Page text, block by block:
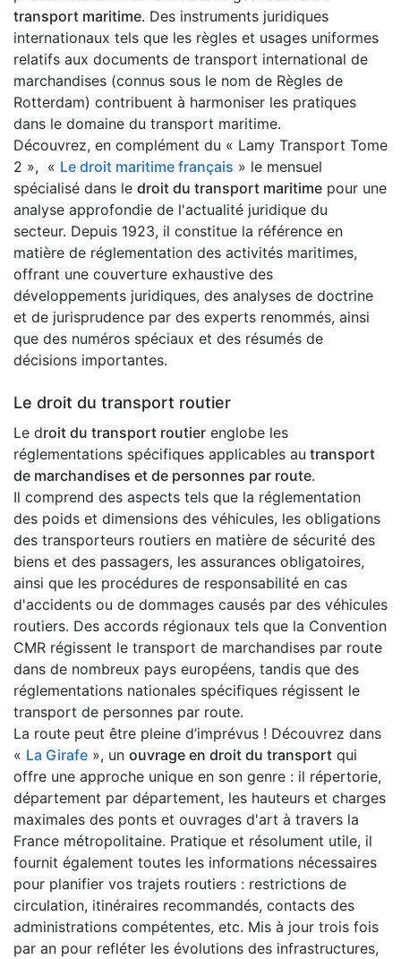
transport maritime. Des instruments juridiques
internationaux tels que les règles et usages uniformes
relatifs aux documents de transport international de
marchandises (connus sous le nom de Règles de
Rotterdam) contribuent à harmoniser les pratiques
dans le domaine du transport maritime.
Découvrez, en complément du « Lamy Transport Tome
2 », « Le droit maritime français » le mensuel
spécialisé dans le droit du transport maritime pour une
analyse approfondie de l'actualité juridique du
secteur. Depuis 1923, il constitue la référence en
matière de réglementation des activités maritimes,
offrant une couverture exhaustive des
développements juridiques, des analyses de doctrine
et de jurisprudence par des experts renommés, ainsi
que des numéros spéciaux et des résumés de
décisions importantes.
Le droit du transport routier
Le droit du transport routier englobe les
réglementations spécifiques applicables au transport
de marchandises et de personnes par route.
Il comprend des aspects tels que la réglementation
des poids et dimensions des véhicules, les obligations
des transporteurs routiers en matière de sécurité des
biens et des passagers, les assurances obligatoires,
ainsi que les procédures de responsabilité en cas
d'accidents ou de dommages causés par des véhicules
routiers. Des accords régionaux tels que la Convention
CMR régissent le transport de marchandises par route
dans de nombreux pays européens, tandis que des
réglementations nationales spécifiques régissent le
transport de personnes par route.
La route peut être pleine d’imprévus ! Découvrez dans
« La Girafe », un ouvrage en droit du transport qui
offre une approche unique en son genre : il répertorie,
département par département, les hauteurs et charges
maximales des ponts et ouvrages d'art à travers la
France métropolitaine. Pratique et résolument utile, il
fournit également toutes les informations nécessaires
pour planifier vos trajets routiers : restrictions de
circulation, itinéraires recommandés, contacts des
administrations compétentes, etc. Mis à jour trois fois
par an pour refléter les évolutions des infrastructures,